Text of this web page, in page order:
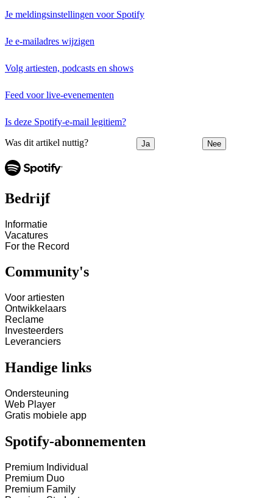
Je meldingsinstellingen voor Spotify
Je e-mailadres wijzigen
Volg artiesten, podcasts en shows
Feed voor live-evenementen
Is deze Spotify-e-mail legitiem?
Was dit artikel nuttig? Ja Nee
Bedrijf
Informatie
Vacatures
For the Record
Community's
Voor artiesten
Ontwikkelaars
Reclame
Investeerders
Leveranciers
Handige links
Ondersteuning
Web Player
Gratis mobiele app
Spotify-abonnementen
Premium Individual
Premium Duo
Premium Family